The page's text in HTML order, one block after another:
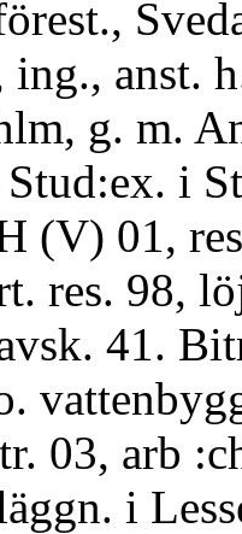
anst.
g. m.
i
(V) 01,
res. 98,
41.
03, arb
i